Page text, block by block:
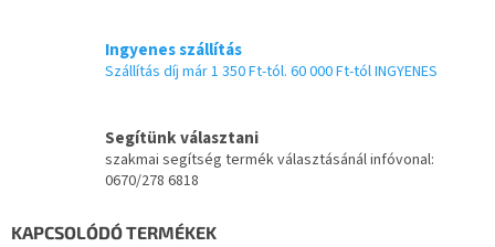
Ingyenes szállítás
Szállítás díj már 1 350 Ft-tól. 60 000 Ft-tól INGYENES
Segítünk választani
szakmai segítség termék választásánál infóvonal:
0670/278 6818
KAPCSOLÓDÓ TERMÉKEK